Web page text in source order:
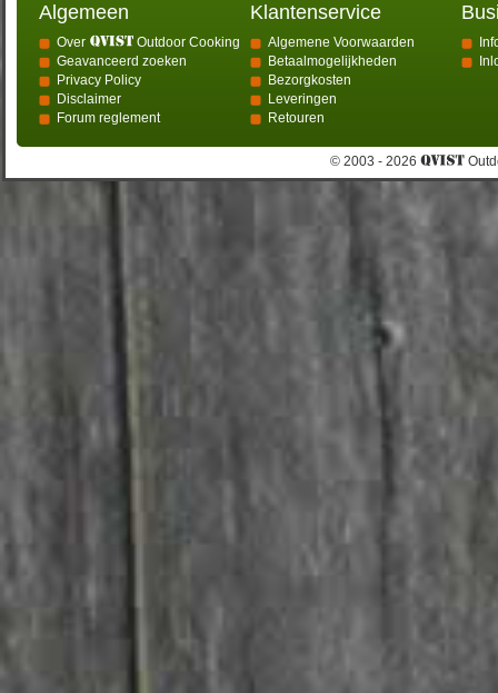
Algemeen
Over
Outdoor Cooking
Geavanceerd zoeken
Privacy Policy
Disclaimer
Forum reglement
Klantenservice
Algemene Voorwaarden
Betaalmogelijkheden
Bezorgkosten
Leveringen
Retouren
© 2003 - 2026